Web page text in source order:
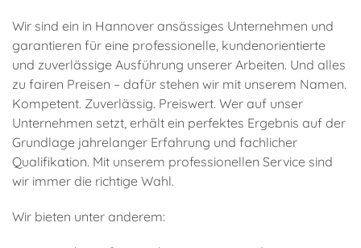
Wir sind ein in Hannover ansässiges Unternehmen und
garantieren für eine professionelle, kundenorientierte
und zuverlässige Ausführung unserer Arbeiten. Und alles
zu fairen Preisen – dafür stehen wir mit unserem Namen.
Kompetent. Zuverlässig. Preiswert. Wer auf unser
Unternehmen setzt, erhält ein perfektes Ergebnis auf der
Grundlage jahrelanger Erfahrung und fachlicher
Qualifikation. Mit unserem professionellen Service sind
wir immer die richtige Wahl.
Wir bieten unter anderem: